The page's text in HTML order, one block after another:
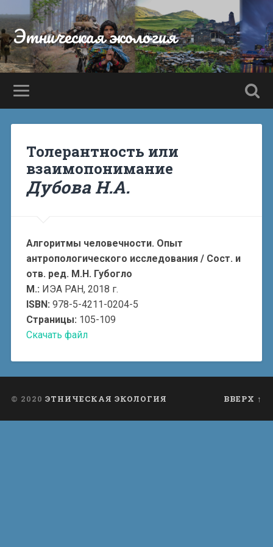
Этническая экология
Толерантность или
взаимопонимание
Дубова Н.А.
Алгоритмы человечности. Опыт
антропологического исследования / Сост. и
отв. ред. М.Н. Губогло
М.: ИЭА РАН, 2018 г.
ISBN: 978-5-4211-0204-5
Страницы: 105-109
Скачать файл
© 2020 ЭТНИЧЕСКАЯ ЭКОЛОГИЯ ВВЕРХ ↑